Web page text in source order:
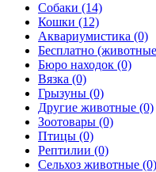
Собаки (14)
Кошки (12)
Аквариумистика (0)
Бесплатно
Бюро находок (0)
Вязка (0)
Грызуны (0)
Другие животные (0)
Зоотовары (0)
Птицы (0)
Рептилии (0)
Сельхоз животные (0)